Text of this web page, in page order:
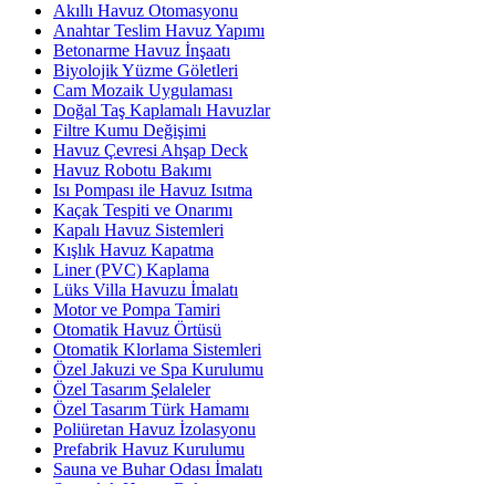
Akıllı Havuz Otomasyonu
Anahtar Teslim Havuz Yapımı
Betonarme Havuz İnşaatı
Biyolojik Yüzme Göletleri
Cam Mozaik Uygulaması
Doğal Taş Kaplamalı Havuzlar
Filtre Kumu Değişimi
Havuz Çevresi Ahşap Deck
Havuz Robotu Bakımı
Isı Pompası ile Havuz Isıtma
Kaçak Tespiti ve Onarımı
Kapalı Havuz Sistemleri
Kışlık Havuz Kapatma
Liner (PVC) Kaplama
Lüks Villa Havuzu İmalatı
Motor ve Pompa Tamiri
Otomatik Havuz Örtüsü
Otomatik Klorlama Sistemleri
Özel Jakuzi ve Spa Kurulumu
Özel Tasarım Şelaleler
Özel Tasarım Türk Hamamı
Poliüretan Havuz İzolasyonu
Prefabrik Havuz Kurulumu
Sauna ve Buhar Odası İmalatı